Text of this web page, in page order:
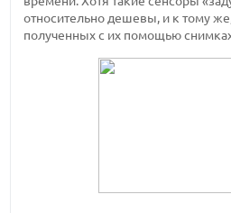
относительно дешевы, и к тому
полученных с их помощью